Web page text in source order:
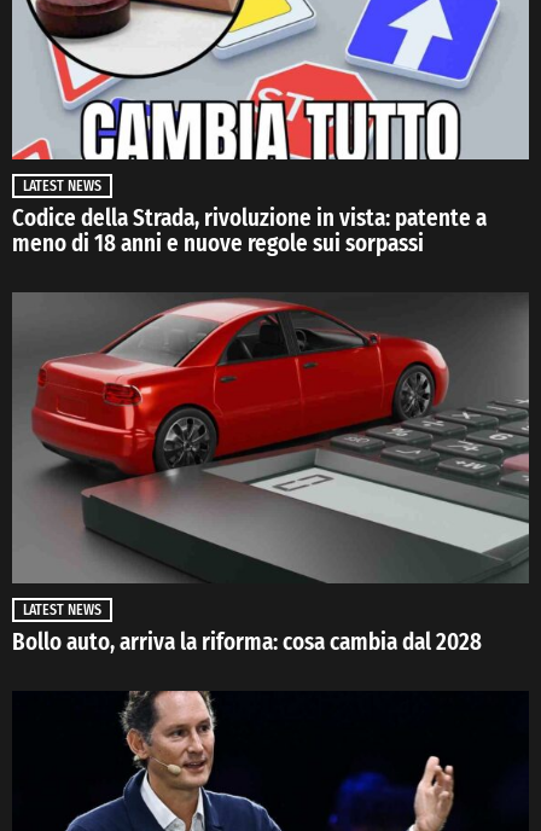
LATEST NEWS
Codice della Strada, rivoluzione in vista: patente a
meno di 18 anni e nuove regole sui sorpassi
LATEST NEWS
Bollo auto, arriva la riforma: cosa cambia dal 2028